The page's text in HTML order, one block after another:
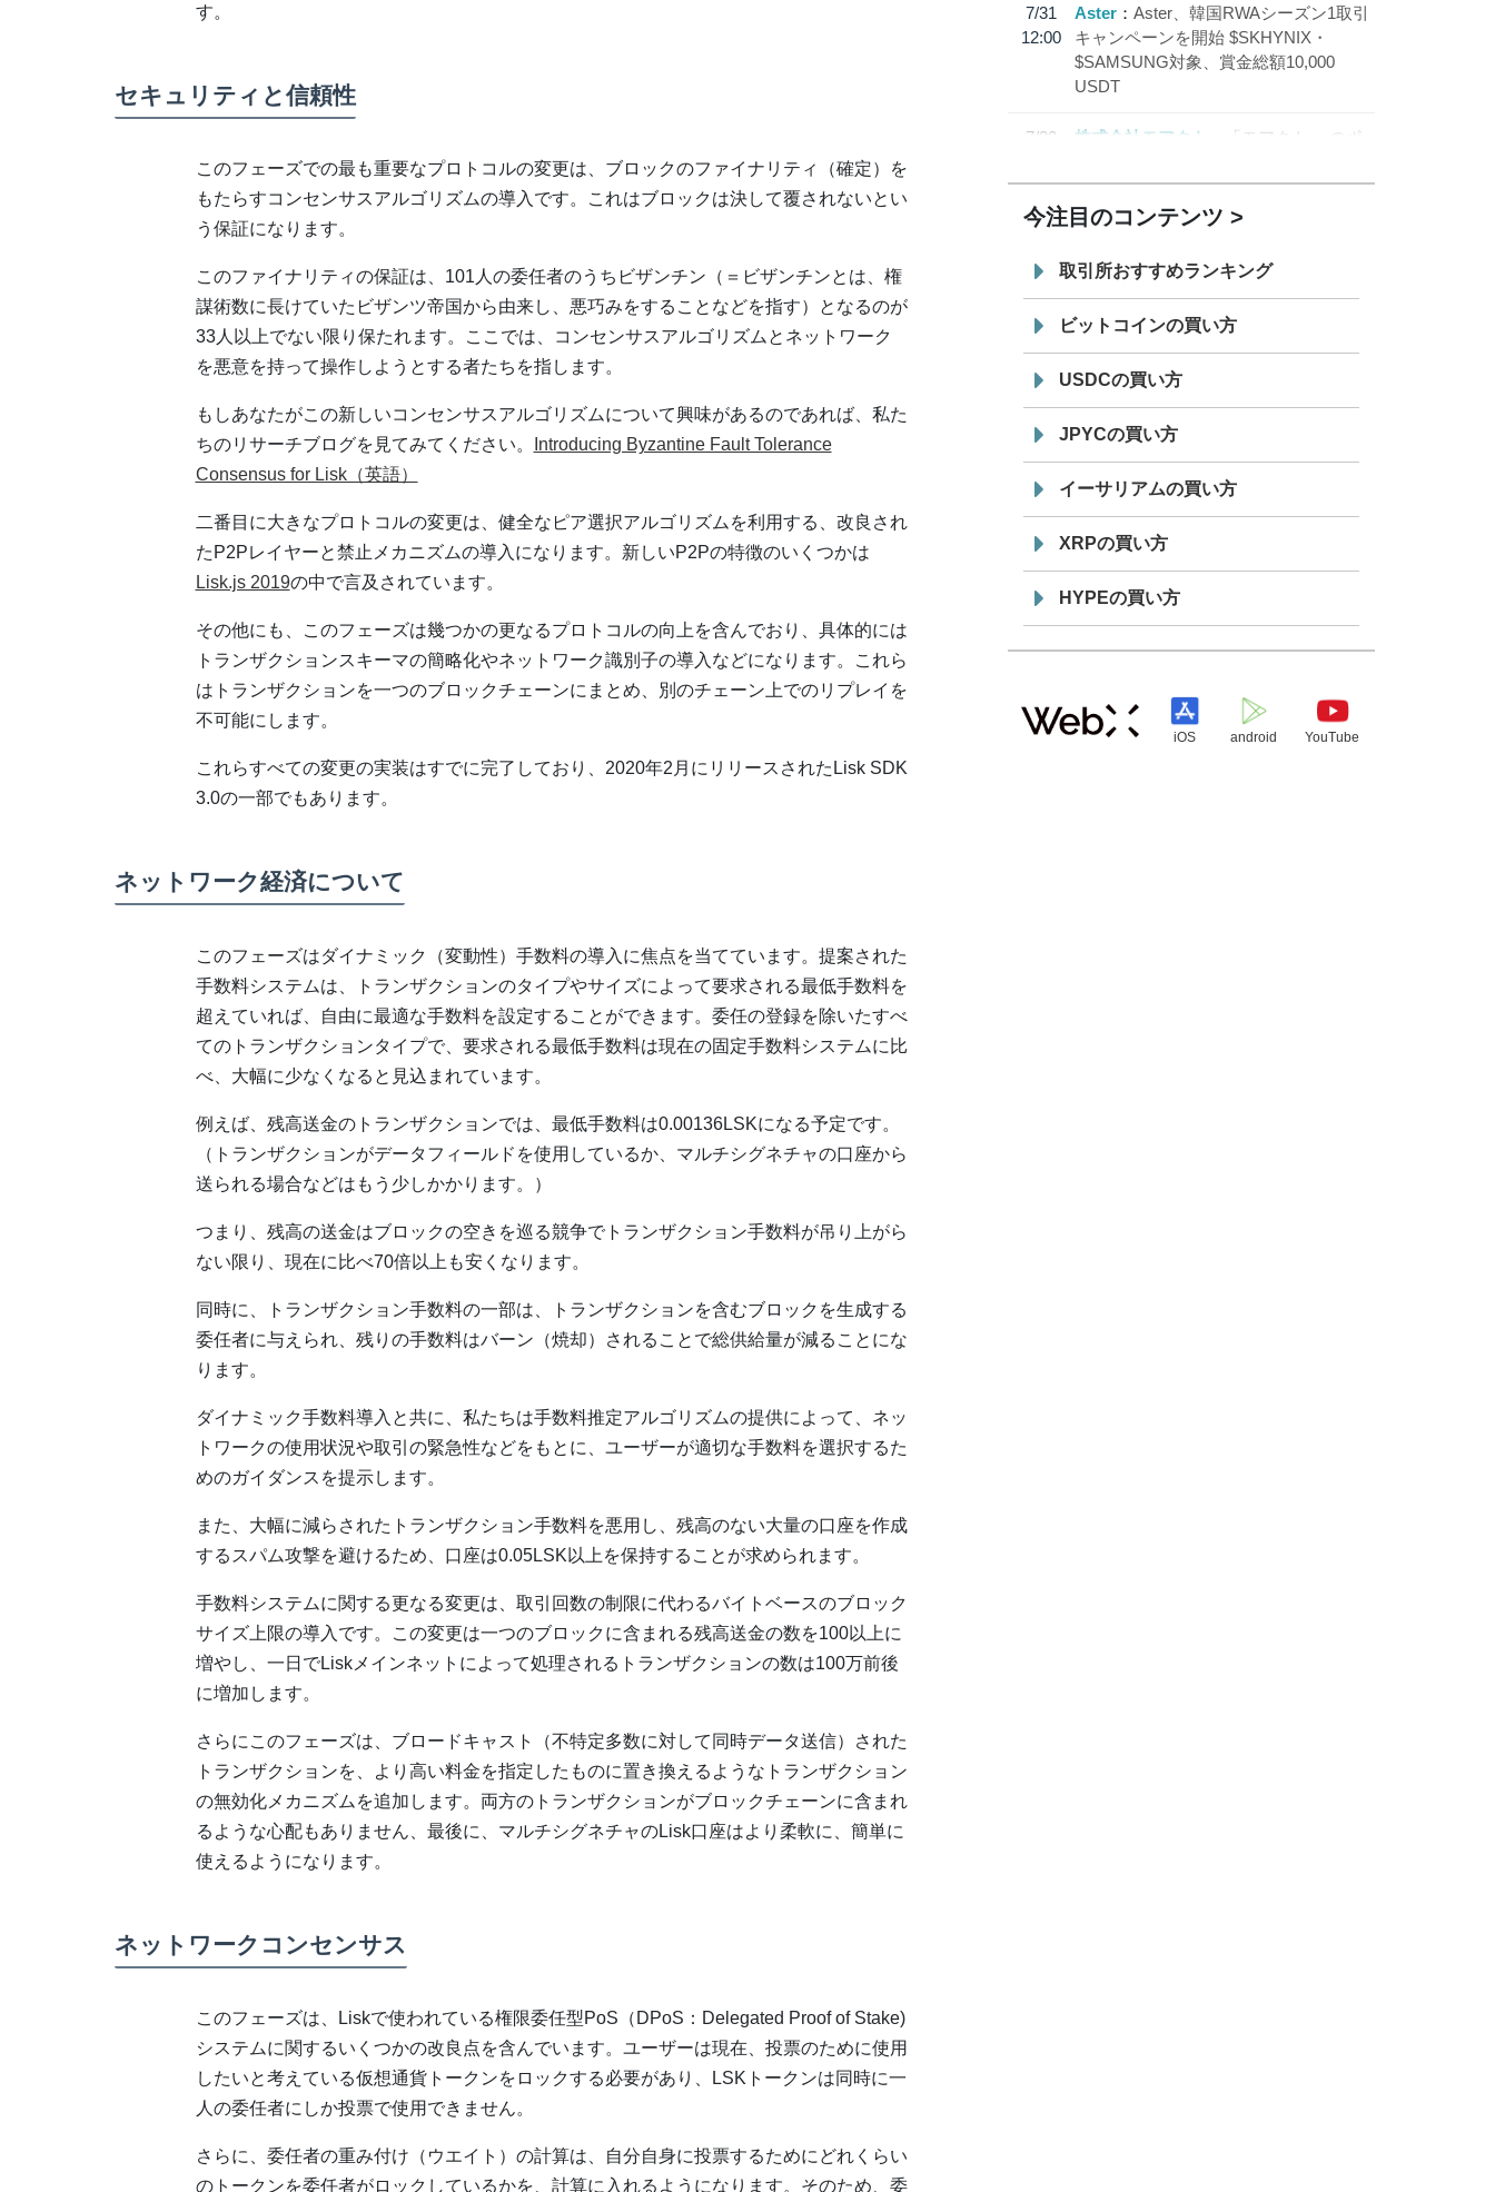
す。
セキュリティと信頼性
このフェーズでの最も重要なプロトコルの変更は、ブロックのファイナリティ（確定）を
もたらすコンセンサスアルゴリズムの導入です。これはブロックは決して覆されないとい
う保証になります。
このファイナリティの保証は、101人の委任者のうちビザンチン（＝ビザンチンとは、権
謀術数に長けていたビザンツ帝国から由来し、悪巧みをすることなどを指す）となるのが
33人以上でない限り保たれます。ここでは、コンセンサスアルゴリズムとネットワーク
を悪意を持って操作しようとする者たちを指します。
もしあなたがこの新しいコンセンサスアルゴリズムについて興味があるのであれば、私た
ちのリサーチブログを見てみてください。
Introducing Byzantine Fault Tolerance
Consensus for Lisk（英語）
二番目に大きなプロトコルの変更は、健全なピア選択アルゴリズムを利用する、改良され
たP2Pレイヤーと禁止メカニズムの導入になります。新しいP2Pの特徴のいくつかは
Lisk.js 2019の中で言及されています。
その他にも、このフェーズは幾つかの更なるプロトコルの向上を含んでおり、具体的には
トランザクションスキーマの簡略化やネットワーク識別子の導入などになります。これら
はトランザクションを一つのブロックチェーンにまとめ、別のチェーン上でのリプレイを
不可能にします。
これらすべての変更の実装はすでに完了しており、2020年2月にリリースされたLisk SDK
3.0の一部でもあります。
ネットワーク経済について
このフェーズはダイナミック（変動性）手数料の導入に焦点を当てています。提案された
手数料システムは、トランザクションのタイプやサイズによって要求される最低手数料を
超えていれば、自由に最適な手数料を設定することができます。委任の登録を除いたすべ
てのトランザクションタイプで、要求される最低手数料は現在の固定手数料システムに比
べ、大幅に少なくなると見込まれています。
例えば、残高送金のトランザクションでは、最低手数料は0.00136LSKになる予定です。
（トランザクションがデータフィールドを使用しているか、マルチシグネチャの口座から
送られる場合などはもう少しかかります。）
つまり、残高の送金はブロックの空きを巡る競争でトランザクション手数料が吊り上がら
ない限り、現在に比べ70倍以上も安くなります。
同時に、トランザクション手数料の一部は、トランザクションを含むブロックを生成する
委任者に与えられ、残りの手数料はバーン（焼却）されることで総供給量が減ることにな
ります。
ダイナミック手数料導入と共に、私たちは手数料推定アルゴリズムの提供によって、ネッ
トワークの使用状況や取引の緊急性などをもとに、ユーザーが適切な手数料を選択するた
めのガイダンスを提示します。
また、大幅に減らされたトランザクション手数料を悪用し、残高のない大量の口座を作成
するスパム攻撃を避けるため、口座は0.05LSK以上を保持することが求められます。
手数料システムに関する更なる変更は、取引回数の制限に代わるバイトベースのブロック
サイズ上限の導入です。この変更は一つのブロックに含まれる残高送金の数を100以上に
増やし、一日でLiskメインネットによって処理されるトランザクションの数は100万前後
に増加します。
さらにこのフェーズは、ブロードキャスト（不特定多数に対して同時データ送信）された
トランザクションを、より高い料金を指定したものに置き換えるようなトランザクション
の無効化メカニズムを追加します。両方のトランザクションがブロックチェーンに含まれ
るような心配もありません、最後に、マルチシグネチャのLisk口座はより柔軟に、簡単に
使えるようになります。
ネットワークコンセンサス
このフェーズは、Liskで使われている権限委任型PoS（DPoS：Delegated Proof of Stake)
システムに関するいくつかの改良点を含んでいます。ユーザーは現在、投票のために使用
したいと考えている仮想通貨トークンをロックする必要があり、LSKトークンは同時に一
人の委任者にしか投票で使用できません。
さらに、委任者の重み付け（ウエイト）の計算は、自分自身に投票するためにどれくらい
のトークンを委任者がロックしているかを、計算に入れるようになります。そのため、委
7/31
12:00
Aster
Aster、韓国RWAシーズン1取引
キャンペーンを開始 $SKHYNIX・
$SAMSUNG対象、賞金総額10,000
USDT
7/30
株式会社モアクト
「モアクト」 のポ
「 JPYC」を追加
19:30
てステーブルコイン「JPYSC」徹底解
説セミナーを開催
今注目のコンテンツ
取引所おすすめランキング
ビットコインの買い方
USDCの買い方
JPYCの買い方
イーサリアムの買い方
XRPの買い方
HYPEの買い方
iOS android YouTube